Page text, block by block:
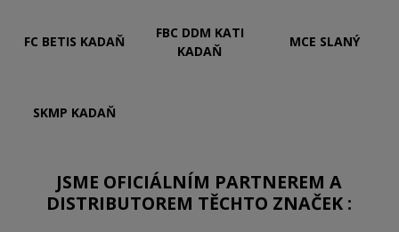
FC BETIS KADAŇ
FBC DDM KATI
KADAŇ
MCE SLANÝ
SKMP KADAŇ
JSME OFICIÁLNÍM PARTNEREM A
DISTRIBUTOREM TĚCHTO ZNAČEK :